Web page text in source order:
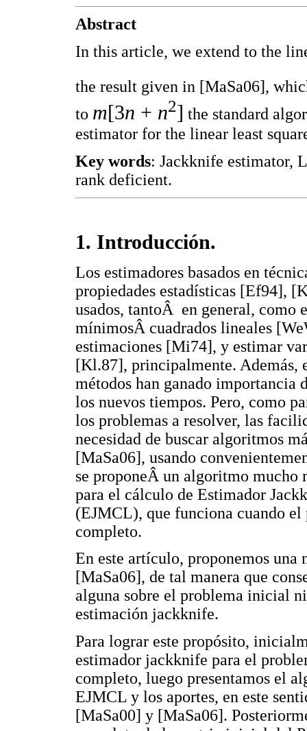
Abstract
In this article, we extend to the
the result given in [MaSa06],
to m[3n + n2] the standard
estimator for the linear least
Key words: Jackknife estimator,
rank deficient.
1. Introducción.
Los estimadores basados en
propiedades estadísticas [Ef94],
usados, tantoÂ en general, como
mínimosÂ cuadrados lineales
estimaciones [Mi74], y estimar
[Kl.87], principalmente. Además,
métodos han ganado importancia
los nuevos tiempos. Pero, como
los problemas a resolver, las
necesidad de buscar algoritmos
[MaSa06], usando
se proponeÂ un algoritmo mucho
para el cálculo de Estimador
(EJMCL), que funciona cuando
completo.
En este artículo, proponemos
[MaSa06], de tal manera que
alguna sobre el problema inicial
estimación jackknife.
Para lograr este propósito,
estimador jackknife para el
completo, luego presentamos el
EJMCL y los aportes, en este
[MaSa00] y [MaSa06].